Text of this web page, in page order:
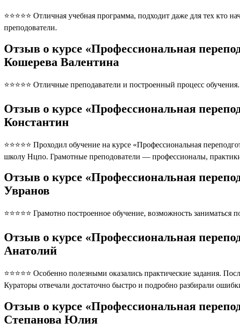
⭐⭐⭐⭐⭐ Отличная учебная программа, подходит даже для тех
преподователи.
Отзыв о курсе «Профессиональная
Кошерева Валентина
⭐⭐⭐⭐⭐ Отличные преподаватели и построенный процесс
Отзыв о курсе «Профессиональная
Константин
⭐⭐⭐⭐⭐ Проходил обучение на курсе «Профессиональная
школу Нцпо. Грамотные преподователи — профессионалы,
Отзыв о курсе «Профессиональная
Увранов
⭐⭐⭐⭐⭐ Грамотно построенное обучение, возможность заниматься
Отзыв о курсе «Профессиональная
Анатолий
⭐⭐⭐⭐⭐ Особенно полезными оказались практические задания.
Кураторы отвечали достаточно быстро и подробно разбирали
Отзыв о курсе «Профессиональная
Степанова Юлия